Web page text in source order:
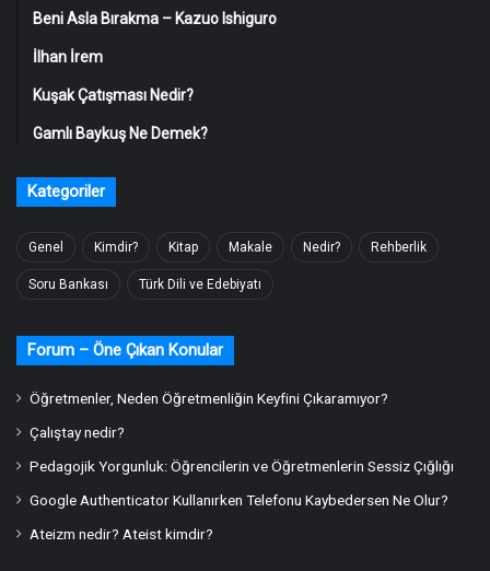
Beni Asla Bırakma – Kazuo Ishiguro
İlhan İrem
Kuşak Çatışması Nedir?
Gamlı Baykuş Ne Demek?
Kategoriler
Genel Kimdir? Kitap Makale Nedir? Rehberlik
Soru Bankası Türk Dili ve Edebiyatı
Forum – Öne Çıkan Konular
Öğretmenler, Neden Öğretmenliğin Keyfini Çıkaramıyor?
Çalıştay nedir?
Pedagojik Yorgunluk: Öğrencilerin ve Öğretmenlerin Sessiz Çığlığı
Google Authenticator Kullanırken Telefonu Kaybedersen Ne Olur?
Ateizm nedir? Ateist kimdir?